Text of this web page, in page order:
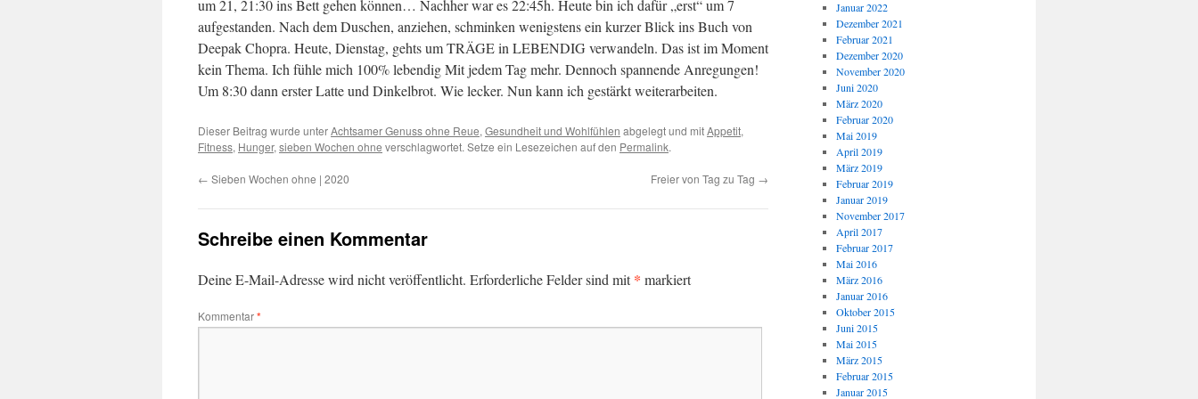
um 21, 21:30 ins Bett gehen können… Nachher war es 22:45h. Heute bin ich dafür „erst“ um 7
aufgestanden. Nach dem Duschen, anziehen, schminken wenigstens ein kurzer Blick ins Buch von
Deepak Chopra. Heute, Dienstag, gehts um TRÄGE in LEBENDIG verwandeln. Das ist im Moment
kein Thema. Ich fühle mich 100% lebendig Mit jedem Tag mehr. Dennoch spannende Anregungen!
Um 8:30 dann erster Latte und Dinkelbrot. Wie lecker. Nun kann ich gestärkt weiterarbeiten.
Dieser Beitrag wurde unterAchtsamer Genuss ohne Reue, Gesundheit und Wohlfühlen abgelegt und mitAppetit,
Fitness, Hunger, sieben Wochen ohne verschlagwortet. Setze ein Lesezeichen auf den Permalink.
← Sieben Wochen ohne | 2020 Freier von Tag zu Tag →
Schreibe einen Kommentar
Deine E-Mail-Adresse wird nicht veröffentlicht. Erforderliche Felder sind mit* markiert
Kommentar*
Januar 2022
Dezember 2021
Februar 2021
Dezember 2020
November 2020
Juni 2020
März 2020
Februar 2020
Mai 2019
April 2019
März 2019
Februar 2019
Januar 2019
November 2017
April 2017
Februar 2017
Mai 2016
März 2016
Januar 2016
Oktober 2015
Juni 2015
Mai 2015
März 2015
Februar 2015
Januar 2015